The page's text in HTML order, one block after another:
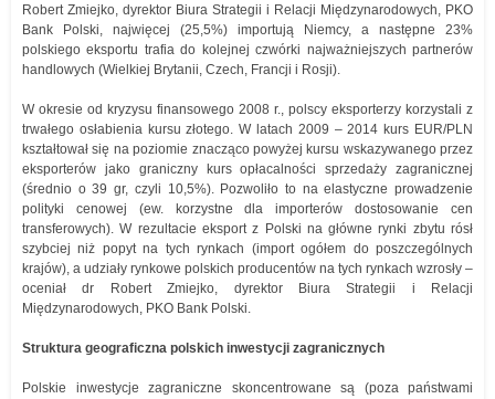
Robert Zmiejko, dyrektor Biura Strategii i Relacji Międzynarodowych, PKO
Bank Polski, najwięcej (25,5%) importują Niemcy, a następne 23%
polskiego eksportu trafia do kolejnej czwórki najważniejszych partnerów
handlowych (Wielkiej Brytanii, Czech, Francji i Rosji).
W okresie od kryzysu finansowego 2008 r., polscy eksporterzy korzystali z
trwałego osłabienia kursu złotego. W latach 2009 – 2014 kurs EUR/PLN
kształtował się na poziomie znacząco powyżej kursu wskazywanego przez
eksporterów jako graniczny kurs opłacalności sprzedaży zagranicznej
(średnio o 39 gr, czyli 10,5%). Pozwoliło to na elastyczne prowadzenie
polityki cenowej (ew. korzystne dla importerów dostosowanie cen
transferowych). W rezultacie eksport z Polski na główne rynki zbytu rósł
szybciej niż popyt na tych rynkach (import ogółem do poszczególnych
krajów), a udziały rynkowe polskich producentów na tych rynkach wzrosły –
oceniał dr Robert Zmiejko, dyrektor Biura Strategii i Relacji
Międzynarodowych, PKO Bank Polski.
Struktura geograficzna polskich inwestycji zagranicznych
Polskie inwestycje zagraniczne skoncentrowane są (poza państwami